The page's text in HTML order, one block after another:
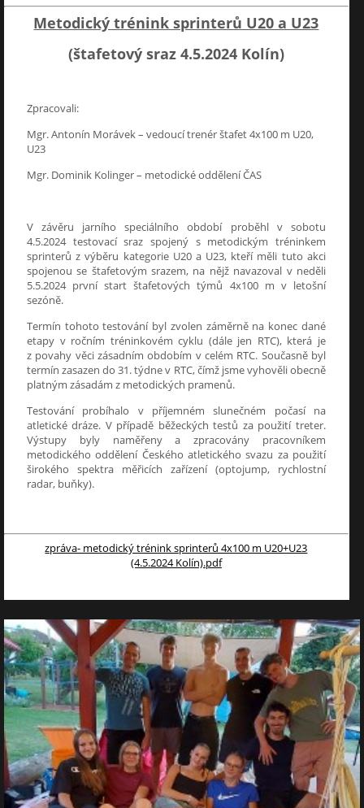
Metodický trénink sprinterů U20 a U23
(štafetový sraz 4.5.2024 Kolín)
Zpracovali:
Mgr. Antonín Morávek – vedoucí trenér štafet 4x100 m U20,
U23
Mgr. Dominik Kolinger – metodické oddělení ČAS
V závěru jarního speciálního období proběhl v sobotu
4.5.2024 testovací sraz spojený s metodickým tréninkem
sprinterů z výběru kategorie U20 a U23, kteří měli tuto akci
spojenou se štafetovým srazem, na nějž navazoval v neděli
5.5.2024 první start štafetových týmů 4x100 m v letošní
sezóně.
Termín tohoto testování byl zvolen záměrně na konec dané
etapy v ročním tréninkovém cyklu (dále jen RTC), která je
z povahy věci zásadním obdobím v celém RTC. Současně byl
termín zasazen do 31. týdne v RTC, čímž jsme vyhověli obecně
platným zásadám z metodických pramenů.
Testování probíhalo v příjemném slunečném počasí na
atletické dráze. V případě běžeckých testů za použití treter.
Výstupy byly naměřeny a zpracovány pracovníkem
metodického oddělení Českého atletického svazu za použití
širokého spektra měřicích zařízení (optojump, rychlostní
radar, buňky).
zpráva- metodický trénink sprinterů 4x100 m U20+U23
(4.5.2024 Kolín).pdf